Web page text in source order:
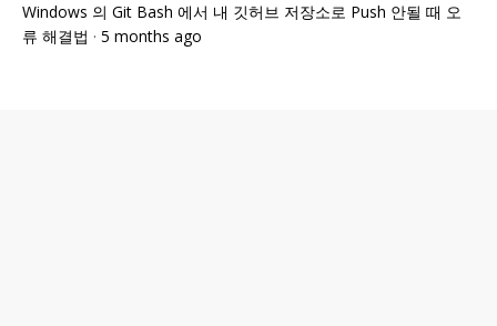
Windows 의 Git Bash 에서 내 깃허브 저장소로 Push 안될 때 오
류 해결법 · 5 months ago